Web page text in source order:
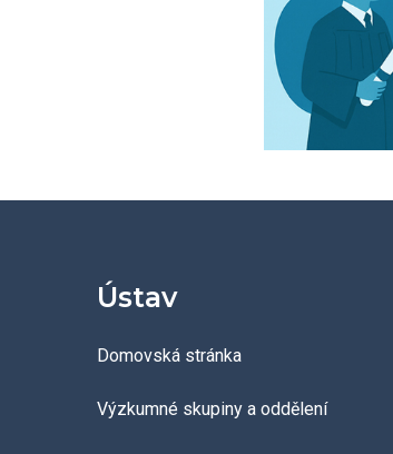
Veřejné zakázky
Ústav
Domovská stránka
Výzkumné skupiny a oddělení